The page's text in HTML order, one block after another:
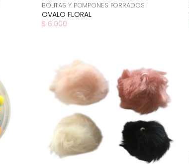
BOLITAS Y POMPONES FORRADOS |
OVALO FLORAL
$ 6.000